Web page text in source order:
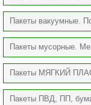
Пакеты вакуумные.
Пакеты мусорные.
Пакеты МЯГКИЙ
Пакеты ПВД, ПП,